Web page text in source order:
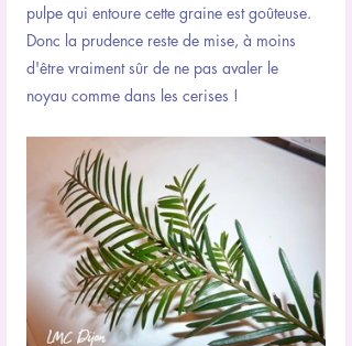
pulpe qui entoure cette graine est goûteuse.
Donc la prudence reste de mise, à moins
d'être vraiment sûr de ne pas avaler le
noyau comme dans les cerises !